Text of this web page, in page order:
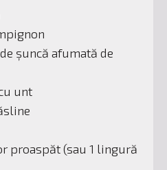
șuncă afumată de
unt
proaspăt (sau 1 lingură